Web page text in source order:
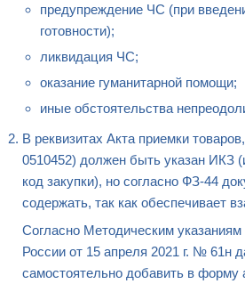
предупреждение ЧС (при
готовности);
ликвидация ЧС;
оказание гуманитарной помощи;
иные обстоятельства
В реквизитах Акта приемки
0510452) должен быть указан ИКЗ
код закупки), но согласно ФЗ-44
содержать, так как обеспечивает
Согласно Методическим
России от 15 апреля 2021 г. № 61н
самостоятельно добавить в форму